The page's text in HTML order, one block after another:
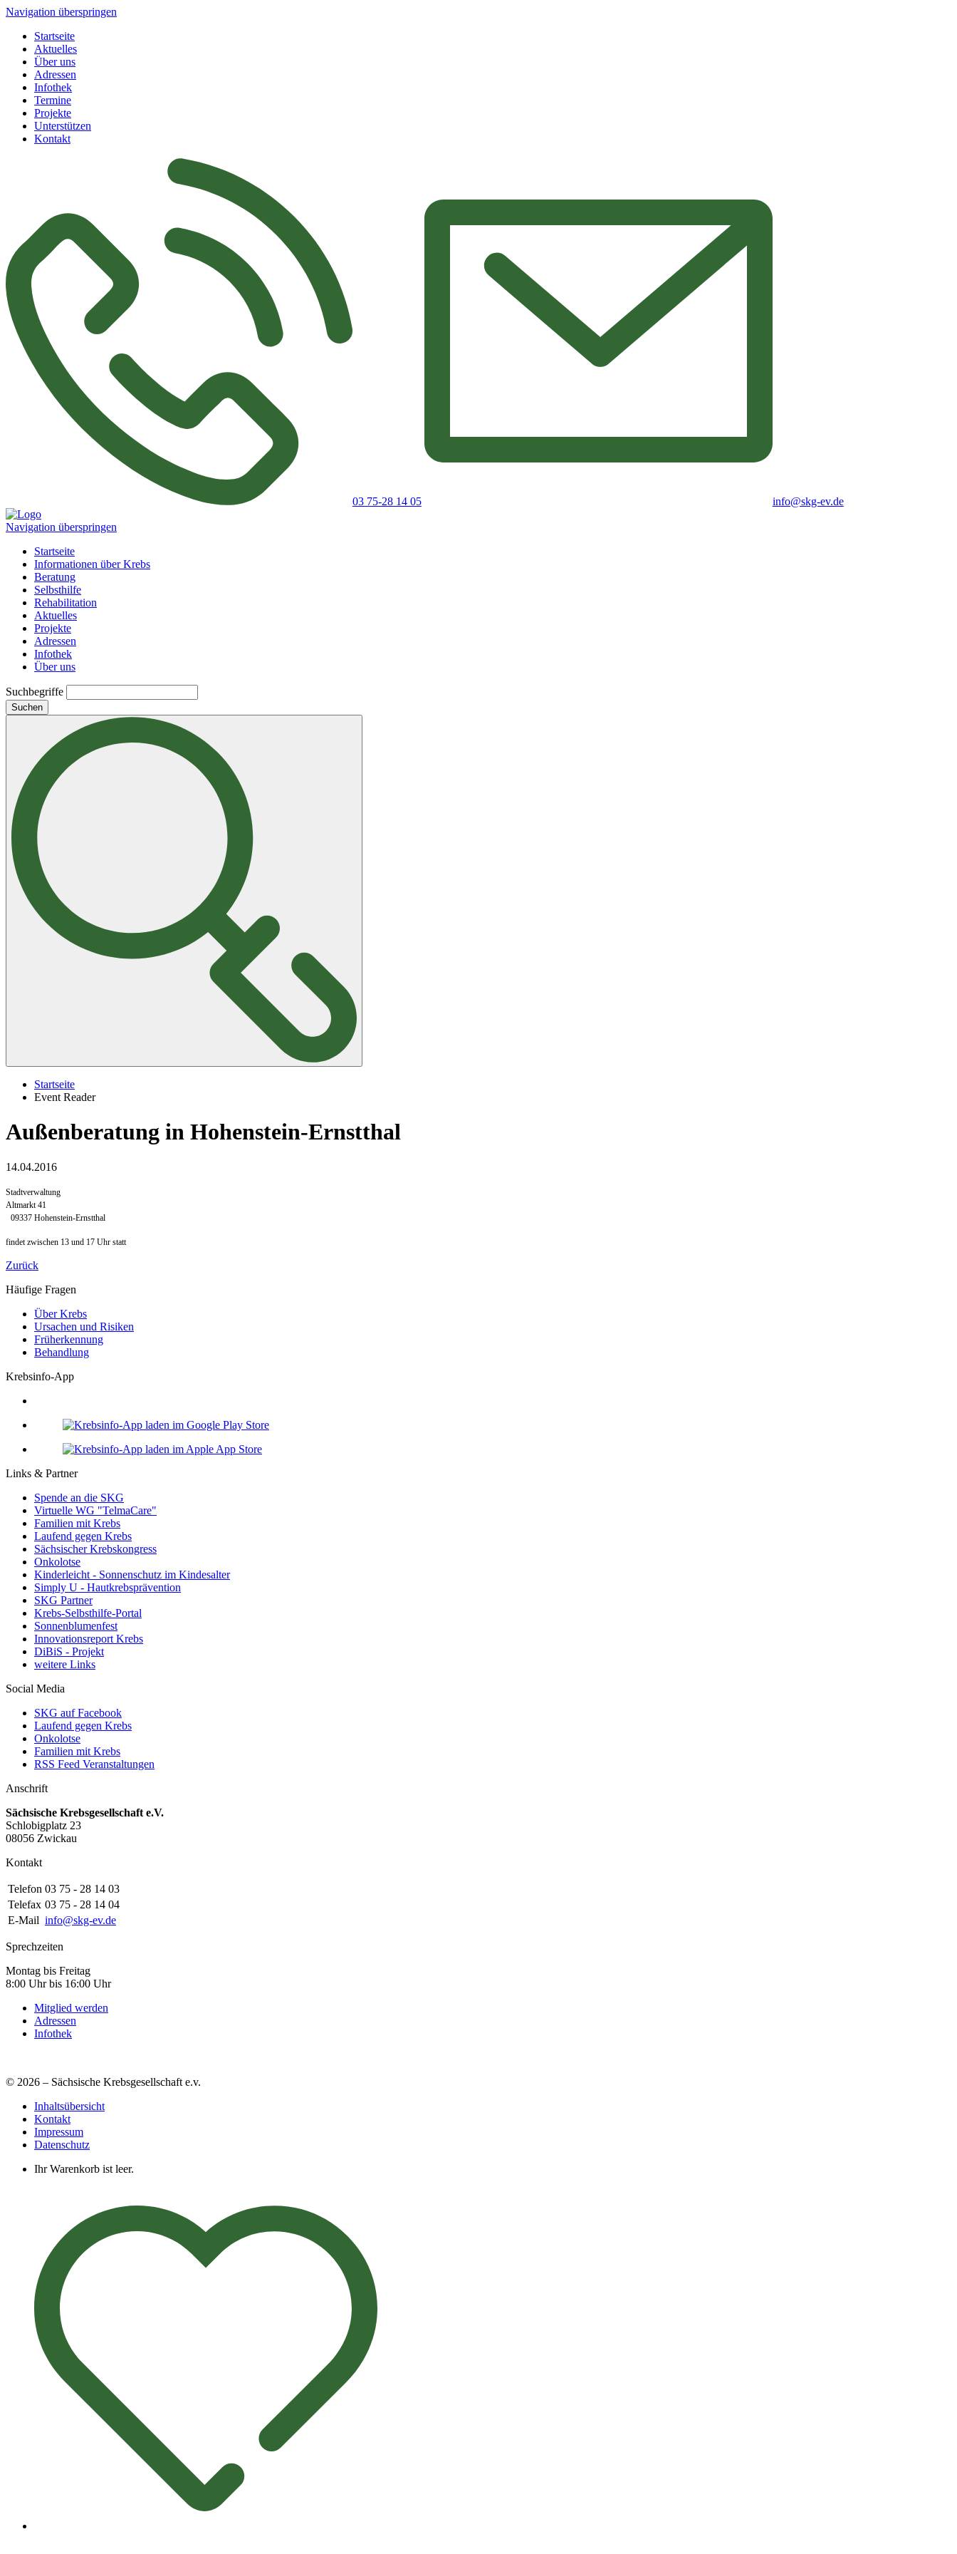
Navigation überspringen
Startseite
Aktuelles
Über uns
Adressen
Infothek
Termine
Projekte
Unterstützen
Kontakt
03 75-28 14 05 info@skg-ev.de
Navigation überspringen
Startseite
Informationen über Krebs
Beratung
Selbsthilfe
Rehabilitation
Aktuelles
Projekte
Adressen
Infothek
Über uns
Suchbegriffe
Suchen
Startseite
Event Reader
Außenberatung in Hohenstein-Ernstthal
14.04.2016
Stadtverwaltung
Altmarkt 41
09337 Hohenstein-Ernstthal
findet zwischen 13 und 17 Uhr statt
Zurück
Häufige Fragen
Über Krebs
Ursachen und Risiken
Früherkennung
Behandlung
Krebsinfo-App
Links & Partner
Spende an die SKG
Virtuelle WG "TelmaCare"
Familien mit Krebs
Laufend gegen Krebs
Sächsischer Krebskongress
Onkolotse
Kinderleicht - Sonnenschutz im Kindesalter
Simply U - Hautkrebsprävention
SKG Partner
Krebs-Selbsthilfe-Portal
Sonnenblumenfest
Innovationsreport Krebs
DiBiS - Projekt
weitere Links
Social Media
SKG auf Facebook
Laufend gegen Krebs
Onkolotse
Familien mit Krebs
RSS Feed Veranstaltungen
Anschrift
Sächsische Krebsgesellschaft e.V.
Schlobigplatz 23
08056 Zwickau
Kontakt
Telefon 03 75 - 28 14 03
Telefax 03 75 - 28 14 04
E-Mail info@skg-ev.de
Sprechzeiten
Montag bis Freitag
8:00 Uhr bis 16:00 Uhr
Mitglied werden
Adressen
Infothek
© 2026 – Sächsische Krebsgesellschaft e.v.
Inhaltsübersicht
Kontakt
Impressum
Datenschutz
Ihr Warenkorb ist leer.